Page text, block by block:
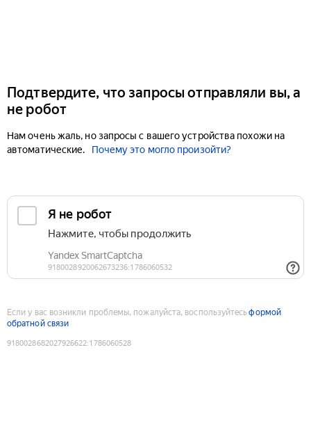
Подтвердите, что запросы отправляли вы, а
не робот
Нам очень жаль, но запросы с вашего устройства похожи на
автоматические.
Почему это могло произойти?
Если у вас возникли проблемы, пожалуйста, воспользуйтесьформой
обратной связи
9180028682027926622:1786060528